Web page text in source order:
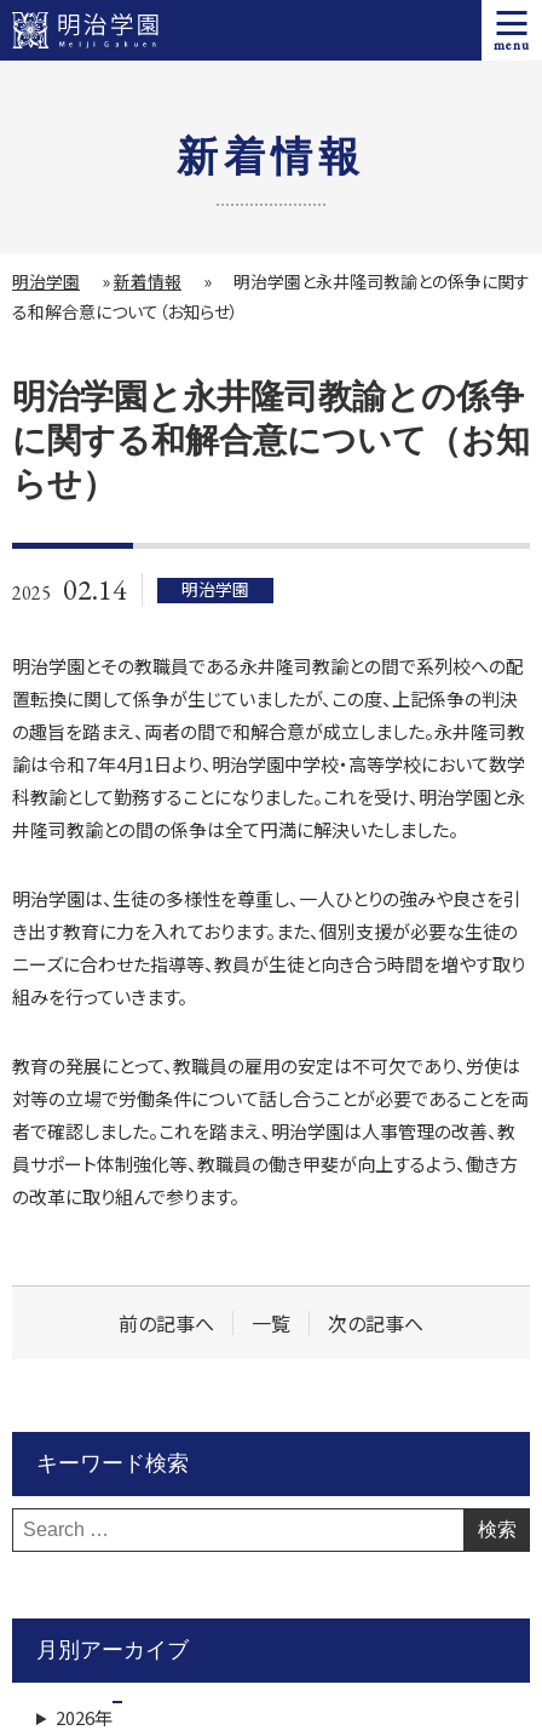
menu
新着情報
明治学園 »新着情報 »
明治学園と永井隆司教諭との係争に関す
る和解合意について（お知らせ）
明治学園と永井隆司教諭との係争
に関する和解合意について（お知
らせ）
2025 02.14 明治学園
明治学園とその教職員である永井隆司教諭との間で系列校への配
置転換に関して係争が生じていましたが、この度、上記係争の判決
の趣旨を踏まえ、両者の間で和解合意が成立しました。永井隆司教
諭は令和７年4月1日より、明治学園中学校・高等学校において数学
科教諭として勤務することになりました。これを受け、明治学園と永
井隆司教諭との間の係争は全て円満に解決いたしました。
明治学園は、生徒の多様性を尊重し、一人ひとりの強みや良さを引
き出す教育に力を入れております。また、個別支援が必要な生徒の
ニーズに合わせた指導等、教員が生徒と向き合う時間を増やす取り
組みを行っていきます。
教育の発展にとって、教職員の雇用の安定は不可欠であり、労使は
対等の立場で労働条件について話し合うことが必要であることを両
者で確認しました。これを踏まえ、明治学園は人事管理の改善、教
員サポート体制強化等、教職員の働き甲斐が向上するよう、働き方
の改革に取り組んで参ります。
前の記事へ 一覧 次の記事へ
キーワード検索
検
索:
月別アーカイブ
2026年